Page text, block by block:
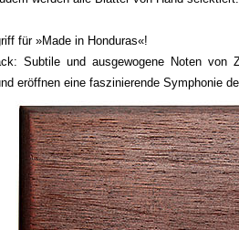
für »Made in Honduras«!
Subtile und ausgewogene Noten von
eröffnen eine faszinierende Symphonie